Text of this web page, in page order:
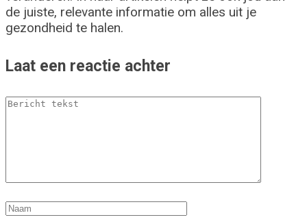
de juiste, relevante informatie om alles uit je
gezondheid te halen.
Laat een reactie achter